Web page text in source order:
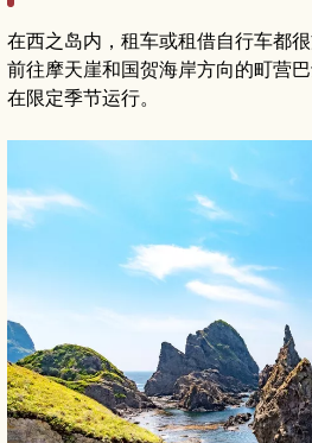
在西之岛内，租车或租借自行车都很
前往摩天崖和国贺海岸方向的町营
在限定季节运行。